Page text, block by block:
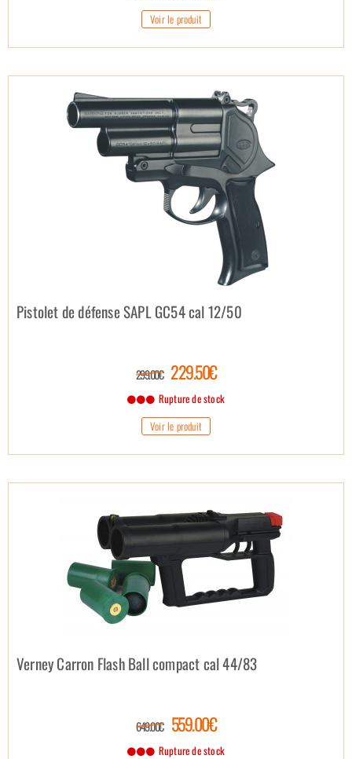
Voir le produit
Pistolet de défense SAPL GC54 cal 12/50
299.00€ 229.50€
Rupture de stock
Voir le produit
Verney Carron Flash Ball compact cal 44/83
649.00€ 559.00€
Rupture de stock